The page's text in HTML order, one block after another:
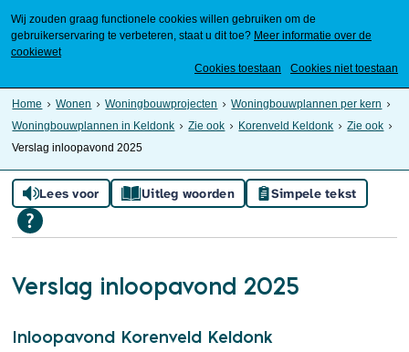
Wij zouden graag functionele cookies willen gebruiken om de
gebruikerservaring te verbeteren, staat u dit toe? Meer informatie over de
cookiewet
Cookies toestaan
Cookies niet toestaan
Home Wonen Woningbouwprojecten
Woningbouwplannen per kern
Woningbouwplannen in Keldonk
Zie ook Korenveld Keldonk
Zie ook
Verslag inloopavond 2025
Lees voor Uitleg woorden Simpele tekst
Verslag inloopavond 2025
Inloopavond Korenveld Keldonk